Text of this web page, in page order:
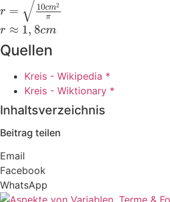
r = 10cm2
π
√
r ≈ 1, 8cm
Quellen
Kreis - Wikipedia *
Kreis - Wiktionary *
Inhaltsverzeichnis
Beitrag teilen
Email
Facebook
WhatsApp